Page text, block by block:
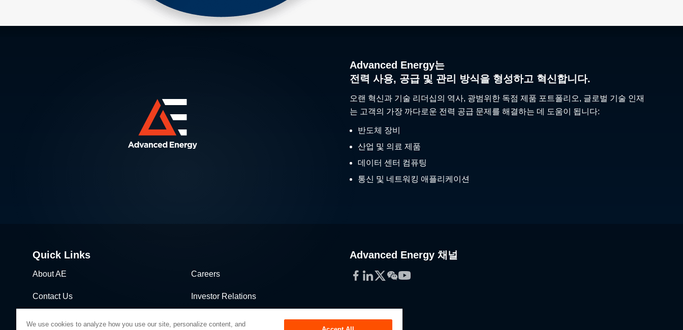
Advanced Energy는
전력 사용, 공급 및 관리 방식을 형성하고 혁신합니다.
오랜 혁신과 기술 리더십의 역사, 광범위한 독점 제품 포트폴리오, 글로벌 기술 인재
는 고객의 가장 까다로운 전력 공급 문제를 해결하는 데 도움이 됩니다:
반도체 장비
산업 및 의료 제품
데이터 센터 컴퓨팅
통신 및 네트워킹 애플리케이션
Quick Links
About AE Careers
Contact Us Investor Relations
Advanced Energy 채널
Facebook
LinkedIn
Twitter
WeChat
YouTube
We use cookies to analyze how you use our site, personalize content, and